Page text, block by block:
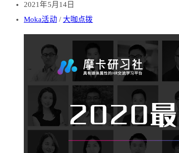
2021年5月14日
Moka活动/ 大咖点拨